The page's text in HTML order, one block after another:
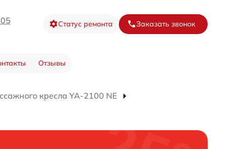
Статус ремонта Заказать звонок
Отзывы
кресла YA-2100 NE